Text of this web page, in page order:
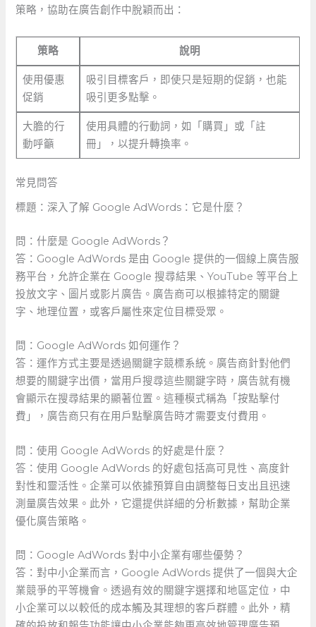
策略，協助在廣告創作中脫穎而出：
策略 說明
使用優惠
促銷
吸引目標客戶，即使只是短期的促銷，也能
吸引更多點擊。
大膽的行
動呼籲
使用具體的行動詞，如「購買」或「註
冊」，以提升轉換率。
常見問答
標題：深入了解 Google AdWords：它是什麼？
問：什麼是 Google AdWords？
答：Google⁤ AdWords ⁢是由 Google 提供的一個線上廣告服
務平台，允許企業在 Google 搜尋結果、YouTube 等平台上
投放文字、圖片或影片廣告。廣告商可以根據特定的關鍵
字、地理位置，或客戶屬性來定位目標受眾。
問：Google AdWords 如何運作？
答：運作方式主要是透過關鍵字競標系統。廣告商針對他們
想要的關鍵字出價，當用戶搜尋這些關鍵字時，廣告就有機
會顯示在搜尋結果的顯著位置。這種模式稱為「按點擊付
費」，廣告商只有在用戶點擊廣告時才需要支付費用。
問：使用 ​Google AdWords 的好處是什麼？
答：使用 Google AdWords 的好處包括高可見性、高度針
對性和靈活性。企業可以依據預算自由調整每日支出且迅速
測量廣告效果。此外，它還提供詳細的分析數據，幫助企業
優化廣告策略。
問：Google AdWords​ 對中小企業有哪些優勢？
答：對中小企業而言，Google AdWords 提供了一個與大企
業競爭的平等機會。透過有效的關鍵字選擇和地區定位，中
小企業可以以較低的成本觸及其理想的客戶群體。此外，精